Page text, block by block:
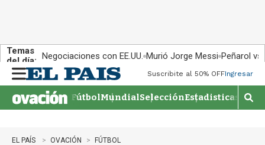
Temas
del día: Negociaciones con EE.UU. Murió Jorge Messi Peñarol
n
u
Suscribite al 50% OFFIngresar
FútbolMundialSelecciónEstadisticas
M
o
EL PAÍS OVACIÓN FÚTBOL